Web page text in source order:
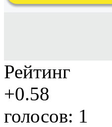
Рейтинг
+0.58
голосов: 1